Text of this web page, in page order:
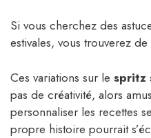
Si vous cherchez des
estivales, vous trouverez
Ces variations sur le spritz
pas de créativité, alors
personnaliser les recettes
propre histoire pourrait